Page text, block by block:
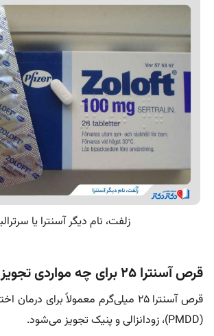
زلفت، نام دیگر آسنترا یا
قرص آسنترا 25 برای چه مواردی تجویز می‌شود؟
قرص آسنترا ۲۵ میلی‌گرم معمولاً برای
(PMDD)، زودانزالی و پنیک تجویز می‌شود.